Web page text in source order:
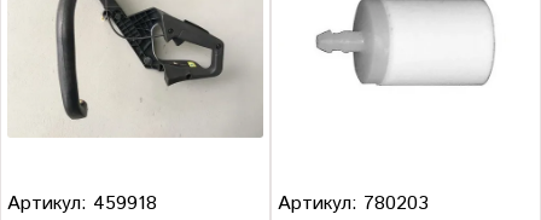
Артикул: 459918 Артикул: 780203